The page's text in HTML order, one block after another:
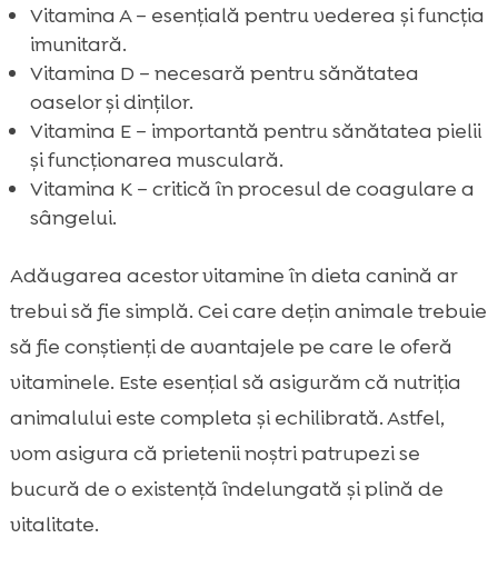
Vitamina A – esențială pentru vederea și funcția
imunitară.
Vitamina D – necesară pentru sănătatea
oaselor și dinților.
Vitamina E – importantă pentru sănătatea pielii
și funcționarea musculară.
Vitamina K – critică în procesul de coagulare a
sângelui.
Adăugarea acestor vitamine în dieta canină ar
trebui să fie simplă. Cei care dețin animale trebuie
să fie conștienți de avantajele pe care le oferă
vitaminele. Este esențial să asigurăm că nutriția
animalului este completa și echilibrată. Astfel,
vom asigura că prietenii noștri patrupezi se
bucură de o existență îndelungată și plină de
vitalitate.